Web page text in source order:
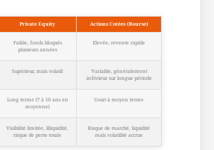
Private Equity Actions Cotées (Bourse)
Faible, fonds bloqués
plusieurs années
Elevée, revente rapide
Supérieur, mais volatil
Variable, généralement
inférieur sur longue période
Long terme (7 à 10 ans en
moyenne)
Court à moyen terme
Visibilité limitée, illiquidité,
risque de perte totale
Risque de marché, liquidité
mais volatilité accrue